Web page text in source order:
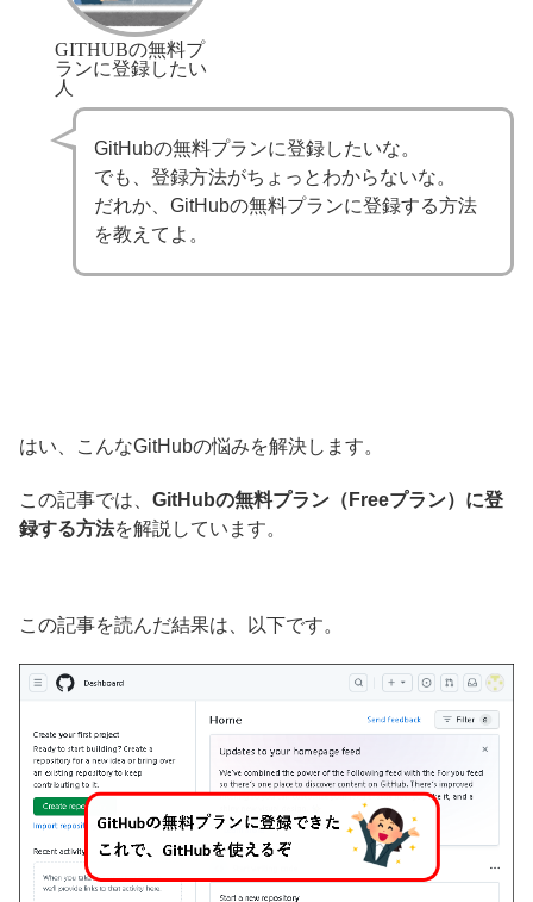
GitITHUBの無料プ
ランに登録したい
人
GitHubの無料プランに登録したいな。
でも、登録方法がちょっとわからないな。
だれか、GitHubの無料プランに登録する方法
を教えてよ。
はい、こんなGitHubの悩みを解決します。
この記事では、 GitHubの無料プラン（Freeプラン）に登
録する方法を解説しています。
この記事を読んだ結果は、以下です。